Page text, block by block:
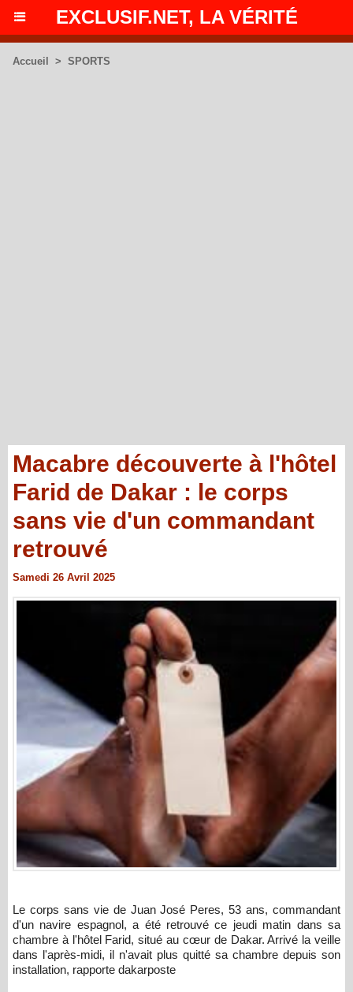
EXCLUSIF.NET, LA VÉRITÉ
Accueil > SPORTS
Macabre découverte à l'hôtel
Farid de Dakar : le corps
sans vie d'un commandant
retrouvé
Samedi 26 Avril 2025
Le corps sans vie de Juan José Peres, 53 ans, commandant
d'un navire espagnol, a été retrouvé ce jeudi matin dans sa
chambre à l'hôtel Farid, situé au cœur de Dakar. Arrivé la veille
dans l'après-midi, il n'avait plus quitté sa chambre depuis son
installation, rapporte dakarposte